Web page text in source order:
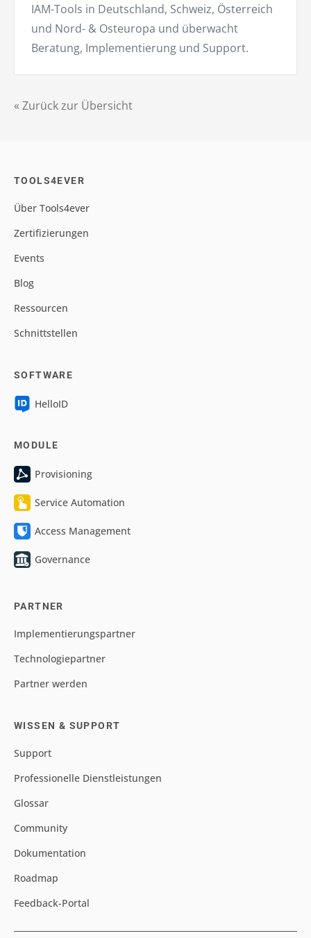
« Zurück zur Übersicht
IAM-Tools in Deutschland, Schweiz, Österreich
und Nord- & Osteuropa und überwacht
Beratung, Implementierung und Support.
TOOLS4EVER
Über Tools4ever
Zertifizierungen
Events
Blog
Ressourcen
Schnittstellen
SOFTWARE
HelloID
MODULE
Provisioning
Service Automation
Access Management
Governance
PARTNER
Implementierungspartner
Technologiepartner
Partner werden
WISSEN & SUPPORT
Support
Professionelle Dienstleistungen
Glossar
Community
Dokumentation
Roadmap
Feedback-Portal